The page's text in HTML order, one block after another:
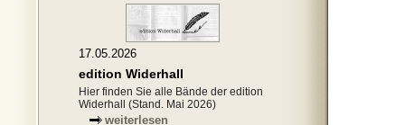
17.05.2026
edition Widerhall
Hier finden Sie alle Bände der edition
Widerhall (Stand. Mai 2026)
weiterlesen